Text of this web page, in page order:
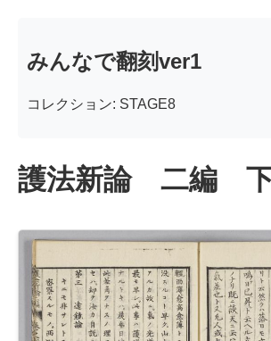
みんなで翻刻ver1
コレクション: STAGE8
護法新論 二編 下